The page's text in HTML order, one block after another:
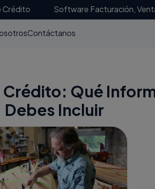
Crédito Software Facturación,
Contáctanos
Qué
Debes Incluir